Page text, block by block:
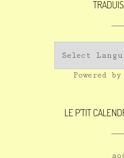
Powered by
LE P’TIT